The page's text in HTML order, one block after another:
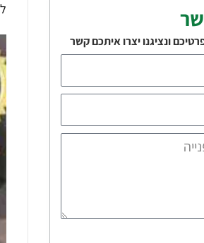
ונציגנו יצרו איתכם קשר